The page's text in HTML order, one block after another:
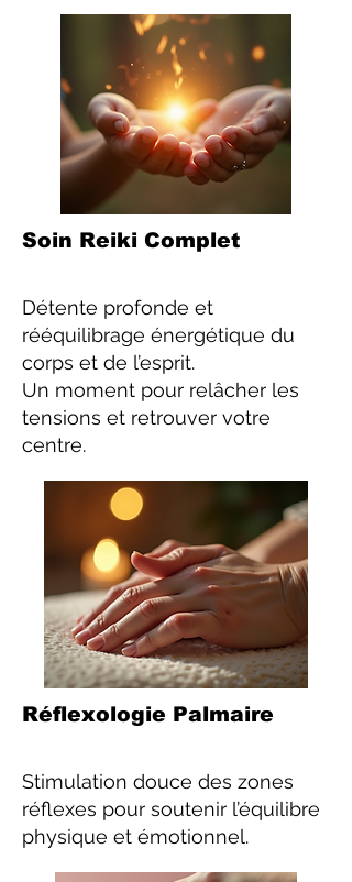
Soin Reiki Complet
Détente profonde et
rééquilibrage énergétique du
corps et de l’esprit.
Un moment pour relâcher les
tensions et retrouver votre
centre.
Réflexologie Palmaire
Stimulation douce des zones
réflexes pour soutenir l’équilibre
physique et émotionnel.